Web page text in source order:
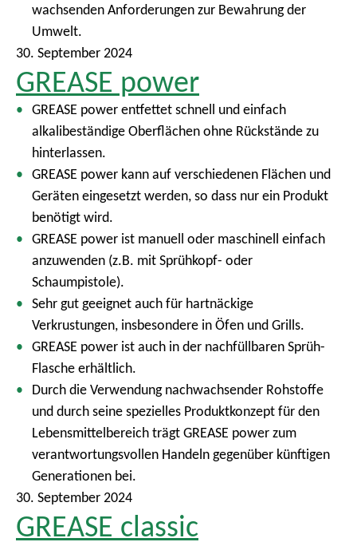
wachsenden Anforderungen zur Bewahrung der
Umwelt.
30. September 2024
GREASE power
GREASE power entfettet schnell und einfach
alkalibeständige Oberflächen ohne Rückstände zu
hinterlassen.
GREASE power kann auf verschiedenen Flächen und
Geräten eingesetzt werden, so dass nur ein Produkt
benötigt wird.
GREASE power ist manuell oder maschinell einfach
anzuwenden (z.B. mit Sprühkopf- oder
Schaumpistole).
Sehr gut geeignet auch für hartnäckige
Verkrustungen, insbesondere in Öfen und Grills.
GREASE power ist auch in der nachfüllbaren Sprüh-
Flasche erhältlich.
Durch die Verwendung nachwachsender Rohstoffe
und durch seine spezielles Produktkonzept für den
Lebensmittelbereich trägt GREASE power zum
verantwortungsvollen Handeln gegenüber künftigen
Generationen bei.
30. September 2024
GREASE classic